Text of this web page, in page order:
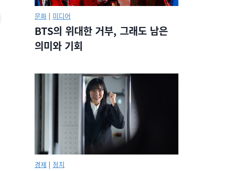
문화 | 미디어
BTS의 위대한 거부, 그래도 남은
의미와 기회
경제 | 정치